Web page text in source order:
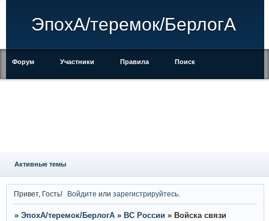
ЭпохА/теремок/БерлогА
Форум Участники Правила Поиск
Активные темы
Привет, Гость! Войдите илизарегистрируйтесь
» ЭпохА/теремок/БерлогА » ВС России » Войска связи